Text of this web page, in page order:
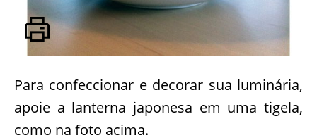
Para confeccionar e decorar sua luminária,
apoie a lanterna japonesa em uma tigela,
como na foto acima.